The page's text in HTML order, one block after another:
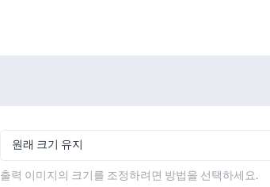
원래 크기 유지
출력 이미지의 크기를 조정하려면 방법을 선택하세요.